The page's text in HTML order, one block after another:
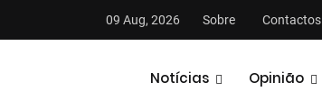
09 Aug, 2026 Sobre Contactos
Notícias Opinião